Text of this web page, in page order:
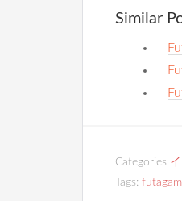
Similar
Categories
Tags: